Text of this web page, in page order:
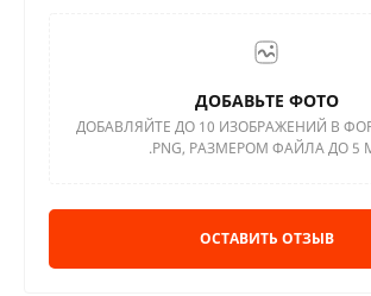
ДОБАВЬТЕ ФОТО
ДОБАВЛЯЙТЕ ДО 10 ИЗОБРАЖЕНИЙ В
.PNG, РАЗМЕРОМ ФАЙЛА ДО 5
ОСТАВИТЬ ОТЗЫВ